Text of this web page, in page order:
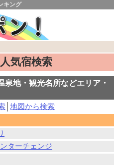
キング
気宿検索
地・観光名所などエリア・
地図から検索
ターチェンジ